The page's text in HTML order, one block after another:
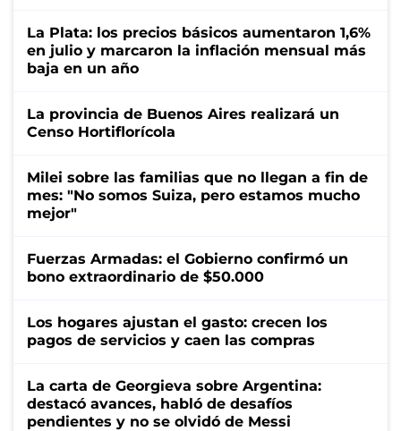
La Plata: los precios básicos aumentaron 1,6%
en julio y marcaron la inflación mensual más
baja en un año
La provincia de Buenos Aires realizará un
Censo Hortiflorícola
Milei sobre las familias que no llegan a fin de
mes: "No somos Suiza, pero estamos mucho
mejor"
Fuerzas Armadas: el Gobierno confirmó un
bono extraordinario de $50.000
Los hogares ajustan el gasto: crecen los
pagos de servicios y caen las compras
La carta de Georgieva sobre Argentina:
destacó avances, habló de desafíos
pendientes y no se olvidó de Messi